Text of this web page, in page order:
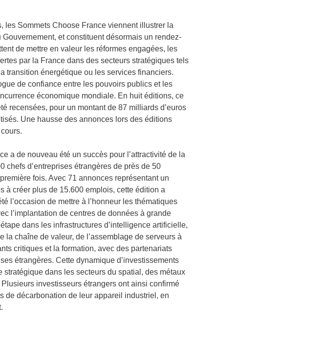
les Sommets Choose France viennent illustrer la
et constituent désormais un rendez-
de mettre en valeur les réformes engagées, les
par la France dans des secteurs stratégiques tels
transition énergétique ou les services financiers.
de confiance entre les pouvoirs publics et les
économique mondiale. En huit éditions, ce
recensées, pour un montant de 87 milliards d’euros
Une hausse des annonces lors des éditions
a de nouveau été un succès pour l’attractivité de la
chefs d’entreprises étrangères de près de 50
fois. Avec 71 annonces représentant un
à créer plus de 15.600 emplois, cette édition a
l’occasion de mettre à l’honneur les thématiques
l’implantation de centres de données à grande
dans les infrastructures d’intelligence artificielle,
la chaîne de valeur, de l’assemblage de serveurs à
critiques et la formation, avec des partenariats
étrangères. Cette dynamique d’investissements
dans les secteurs du spatial, des métaux
investisseurs étrangers ont ainsi confirmé
de décarbonation de leur appareil industriel, en